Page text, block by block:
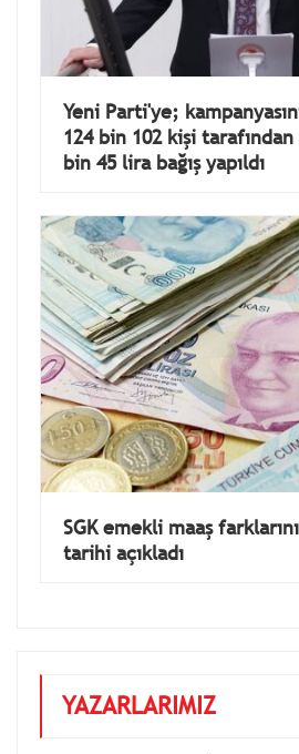
Yeni Parti'ye;
124 bin 102 kişi
bin 45 lira bağış yapıldı
SGK emekli maaş
tarihi açıkladı
YAZARLARIMIZ